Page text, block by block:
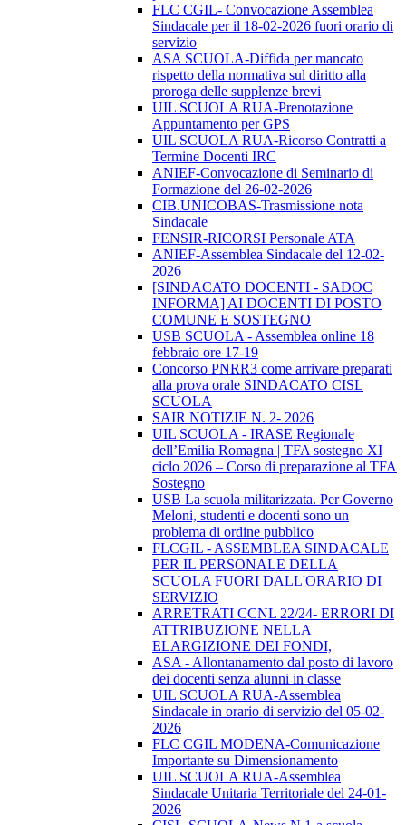
FLC CGIL- Convocazione Assemblea
Sindacale per il 18-02-2026 fuori orario di
servizio
ASA SCUOLA-Diffida per mancato
rispetto della normativa sul diritto alla
proroga delle supplenze brevi
UIL SCUOLA RUA-Prenotazione
Appuntamento per GPS
UIL SCUOLA RUA-Ricorso Contratti a
Termine Docenti IRC
ANIEF-Convocazione di Seminario di
Formazione del 26-02-2026
CIB.UNICOBAS-Trasmissione nota
Sindacale
FENSIR-RICORSI Personale ATA
ANIEF-Assemblea Sindacale del 12-02-
2026
[SINDACATO DOCENTI - SADOC
INFORMA] AI DOCENTI DI POSTO
COMUNE E SOSTEGNO
USB SCUOLA - Assemblea online 18
febbraio ore 17-19
Concorso PNRR3 come arrivare preparati
alla prova orale SINDACATO CISL
SCUOLA
SAIR NOTIZIE N. 2- 2026
UIL SCUOLA - IRASE Regionale
dell’Emilia Romagna | TFA sostegno XI
ciclo 2026 – Corso di preparazione al TFA
Sostegno
USB La scuola militarizzata. Per Governo
Meloni, studenti e docenti sono un
problema di ordine pubblico
FLCGIL - ASSEMBLEA SINDACALE
PER IL PERSONALE DELLA
SCUOLA FUORI DALL'ORARIO DI
SERVIZIO
ARRETRATI CCNL 22/24- ERRORI DI
ATTRIBUZIONE NELLA
ELARGIZIONE DEI FONDI,
ASA - Allontanamento dal posto di lavoro
dei docenti senza alunni in classe
UIL SCUOLA RUA-Assemblea
Sindacale in orario di servizio del 05-02-
2026
FLC CGIL MODENA-Comunicazione
Importante su Dimensionamento
UIL SCUOLA RUA-Assemblea
Sindacale Unitaria Territoriale del 24-01-
2026